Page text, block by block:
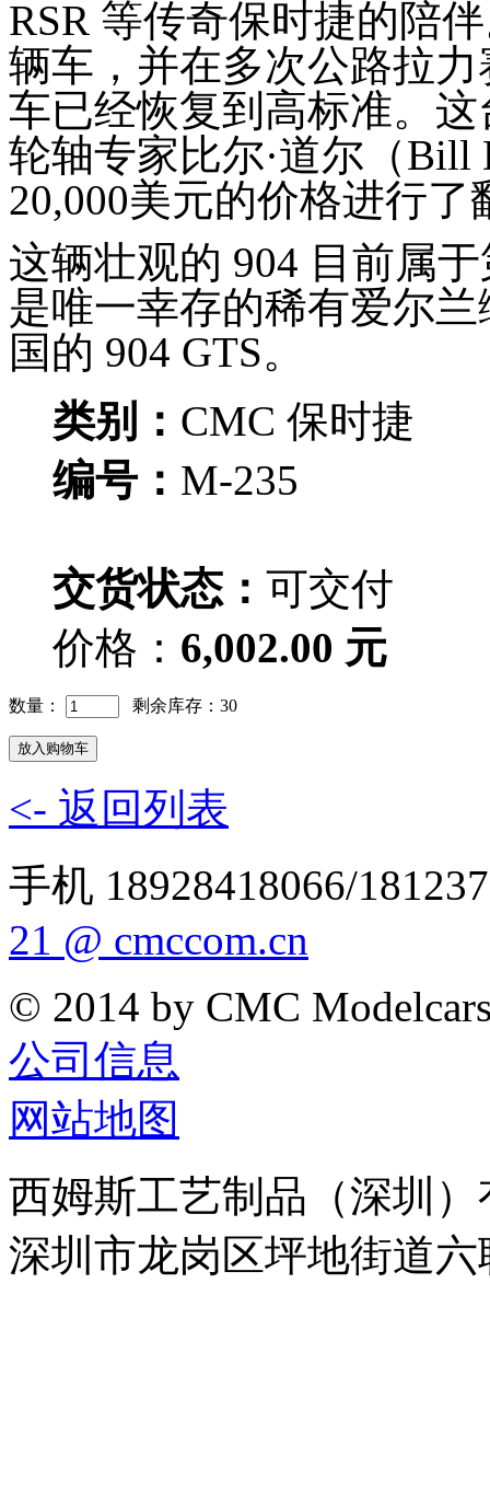
RSR 等传奇保时捷的陪
辆车，并在多次公路拉
车已经恢复到高标准。
轮轴专家比尔·道尔（
20,000美元的价格进行了
这辆壮观的 904 目前属
是唯一幸存的稀有爱尔
国的 904 GTS。
类别： CMC 保时捷
编号： M-235
交货状态： 可交付
价格： 6,002.00 元
数量： 剩余库存：30
<- 返回列表
手机 18928418066/
21 @ cmccom.cn
© 2014 by CMC
公司信息
网站地图
西姆斯工艺制品（深圳
深圳市龙岗区坪地街道